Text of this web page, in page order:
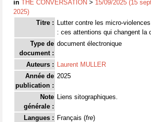
in THE CONVERSATION > 15/09/2025 (15
2025)
Titre : Lutter contre les micro-violences
: ces attentions qui changent la
Type de
document :
document électronique
Auteurs : Laurent MULLER
Année de
publication :
2025
Note
générale :
Liens sitographiques.
Langues : Français (fre)